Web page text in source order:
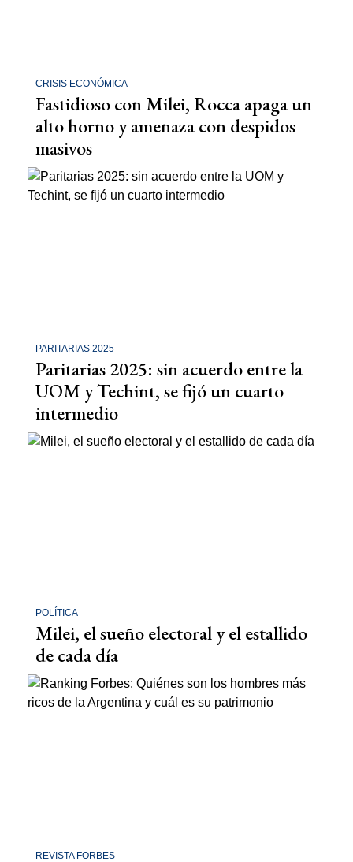
CRISIS ECONÓMICA
Fastidioso con Milei, Rocca apaga un
alto horno y amenaza con despidos
masivos
PARITARIAS 2025
Paritarias 2025: sin acuerdo entre la
UOM y Techint, se fijó un cuarto
intermedio
POLÍTICA
Milei, el sueño electoral y el estallido
de cada día
REVISTA FORBES